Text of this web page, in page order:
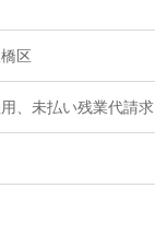
区
、未払い残業代請求